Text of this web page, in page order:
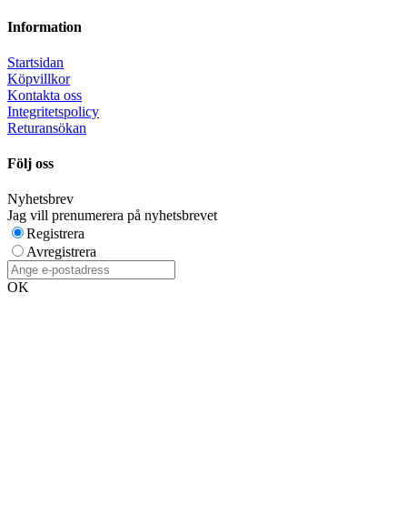
Information
Startsidan
Köpvillkor
Kontakta oss
Integritetspolicy
Returansökan
Följ oss
Nyhetsbrev
Jag vill prenumerera på nyhetsbrevet
Registrera
Avregistrera
OK